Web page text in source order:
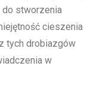
do stworzenia
cieszenia
⁣tych drobiazgów‌
⁣w